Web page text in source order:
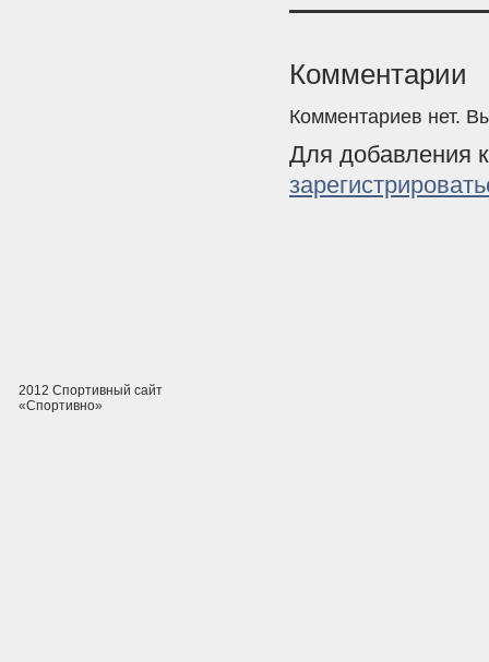
Комментарии
Комментариев нет.
Для добавления
2012 Спортивный сайт
«Спортивно»